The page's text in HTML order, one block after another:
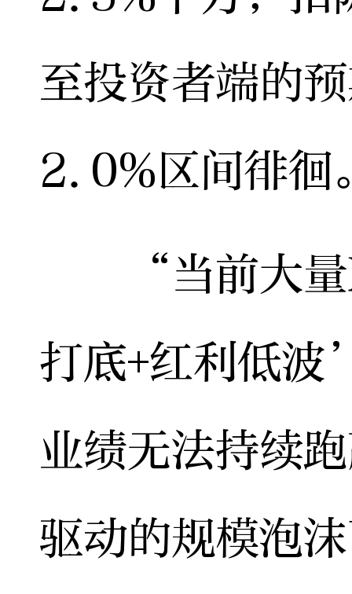
至投资者端的
2.0%区间徘徊
“当前大量
打底+红利低
业绩无法持续
驱动的规模泡